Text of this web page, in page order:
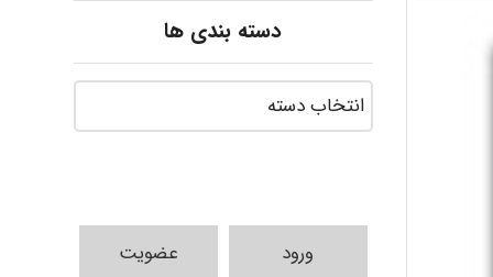
دسته بندی ها
ورود عضویت